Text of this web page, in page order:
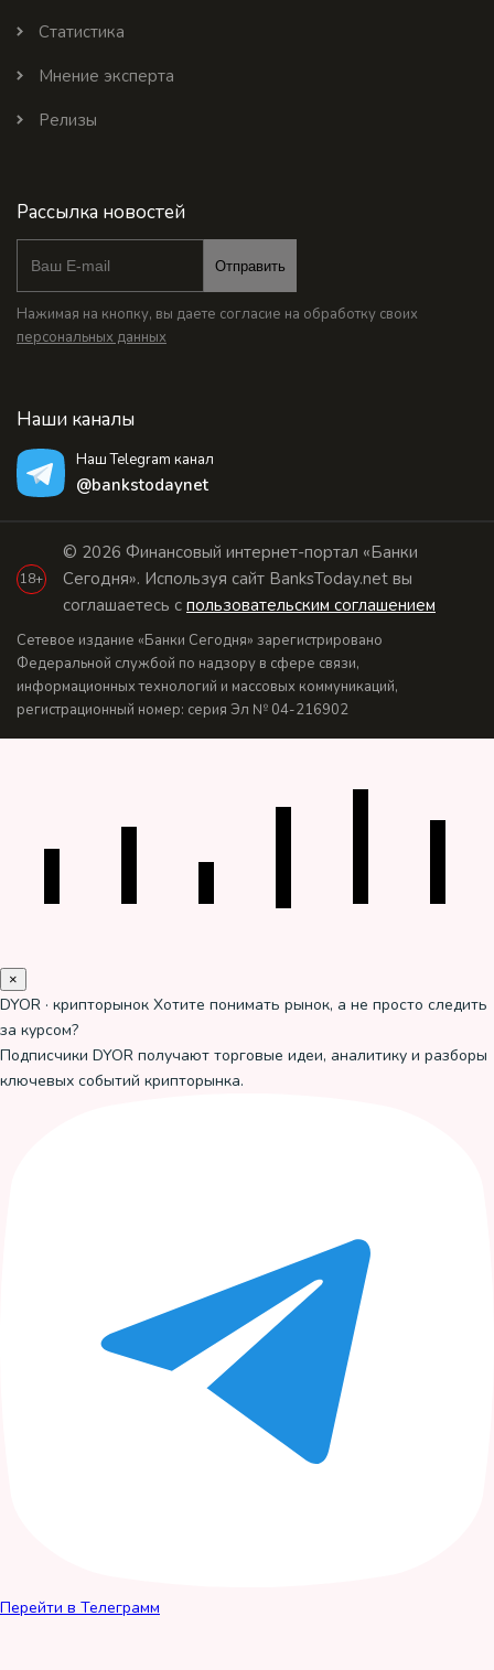
Статистика
Мнение эксперта
Релизы
Рассылка новостей
Отправить
Нажимая на кнопку, вы даете согласие на обработку своих
персональных данных
Наши каналы
Наш Telegram канал
@bankstodaynet
18+
© 2026 Финансовый интернет-портал «Банки
Сегодня». Используя сайт BanksToday.net вы
соглашаетесь с пользовательским соглашением
Сетевое издание «Банки Сегодня» зарегистрировано
Федеральной службой по надзору в сфере связи,
информационных технологий и массовых коммуникаций,
регистрационный номер: серия Эл № 04-216902
×
DYOR · крипторынок Хотите понимать рынок, а не просто следить
за курсом?
Подписчики DYOR получают торговые идеи, аналитику и разборы
ключевых событий крипторынка.
Перейти в Телеграмм